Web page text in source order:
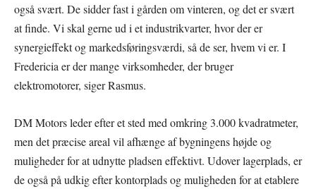
også svært. De sidder fast i gården om vinteren, og det er svært
at finde. Vi skal gerne ud i et industrikvarter, hvor der er
synergieffekt og markedsføringsværdi, så de ser, hvem vi er. I
Fredericia er der mange virksomheder, der bruger
elektromotorer, siger Rasmus.
DM Motors leder efter et sted med omkring 3.000 kvadratmeter,
men det præcise areal vil afhænge af bygningens højde og
muligheder for at udnytte pladsen effektivt. Udover lagerplads, er
de også på udkig efter kontorplads og muligheden for at etablere